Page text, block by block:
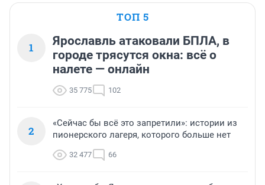
ТОП 5
1
Ярославль атаковали БПЛА, в
городе трясутся окна: всё о
налете — онлайн
35 775 102
2
«Сейчас бы всё это запретили»: истории из
пионерского лагеря, которого больше нет
32 477 66